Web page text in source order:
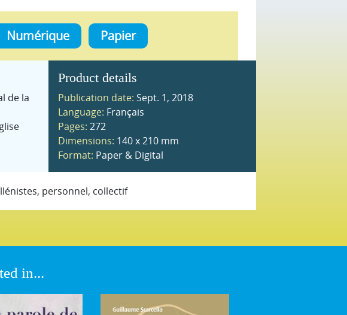
Numérique Papier
Product details
Publication date: Sept. 1, 2018
Language: Français
Pages: 272
Dimensions: 140 x 210 mm
Format: Paper & Digital
de la
personnel, collectif
in...